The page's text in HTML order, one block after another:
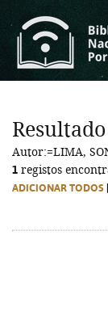
Autor:=LIMA,
1 registos
ADICIONAR TODOS